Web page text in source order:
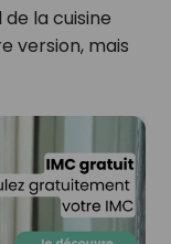
la cuisine
version, mais